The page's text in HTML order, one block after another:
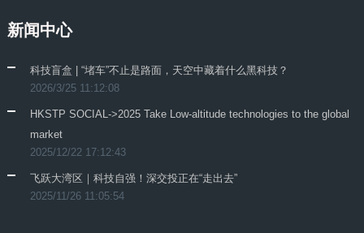
新闻中心
科技盲盒 | “堵车”不止是路面，天空中藏着什么黑科技？
2026/3/25 11:12:08
HKSTP SOCIAL->2025 Take Low-altitude technologies to the global
market
2025/12/22 17:12:43
飞跃大湾区｜科技自强！深交投正在“走出去”
2025/11/26 11:05:54